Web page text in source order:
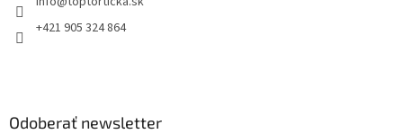
+421 905 324 864
Odoberať newsletter